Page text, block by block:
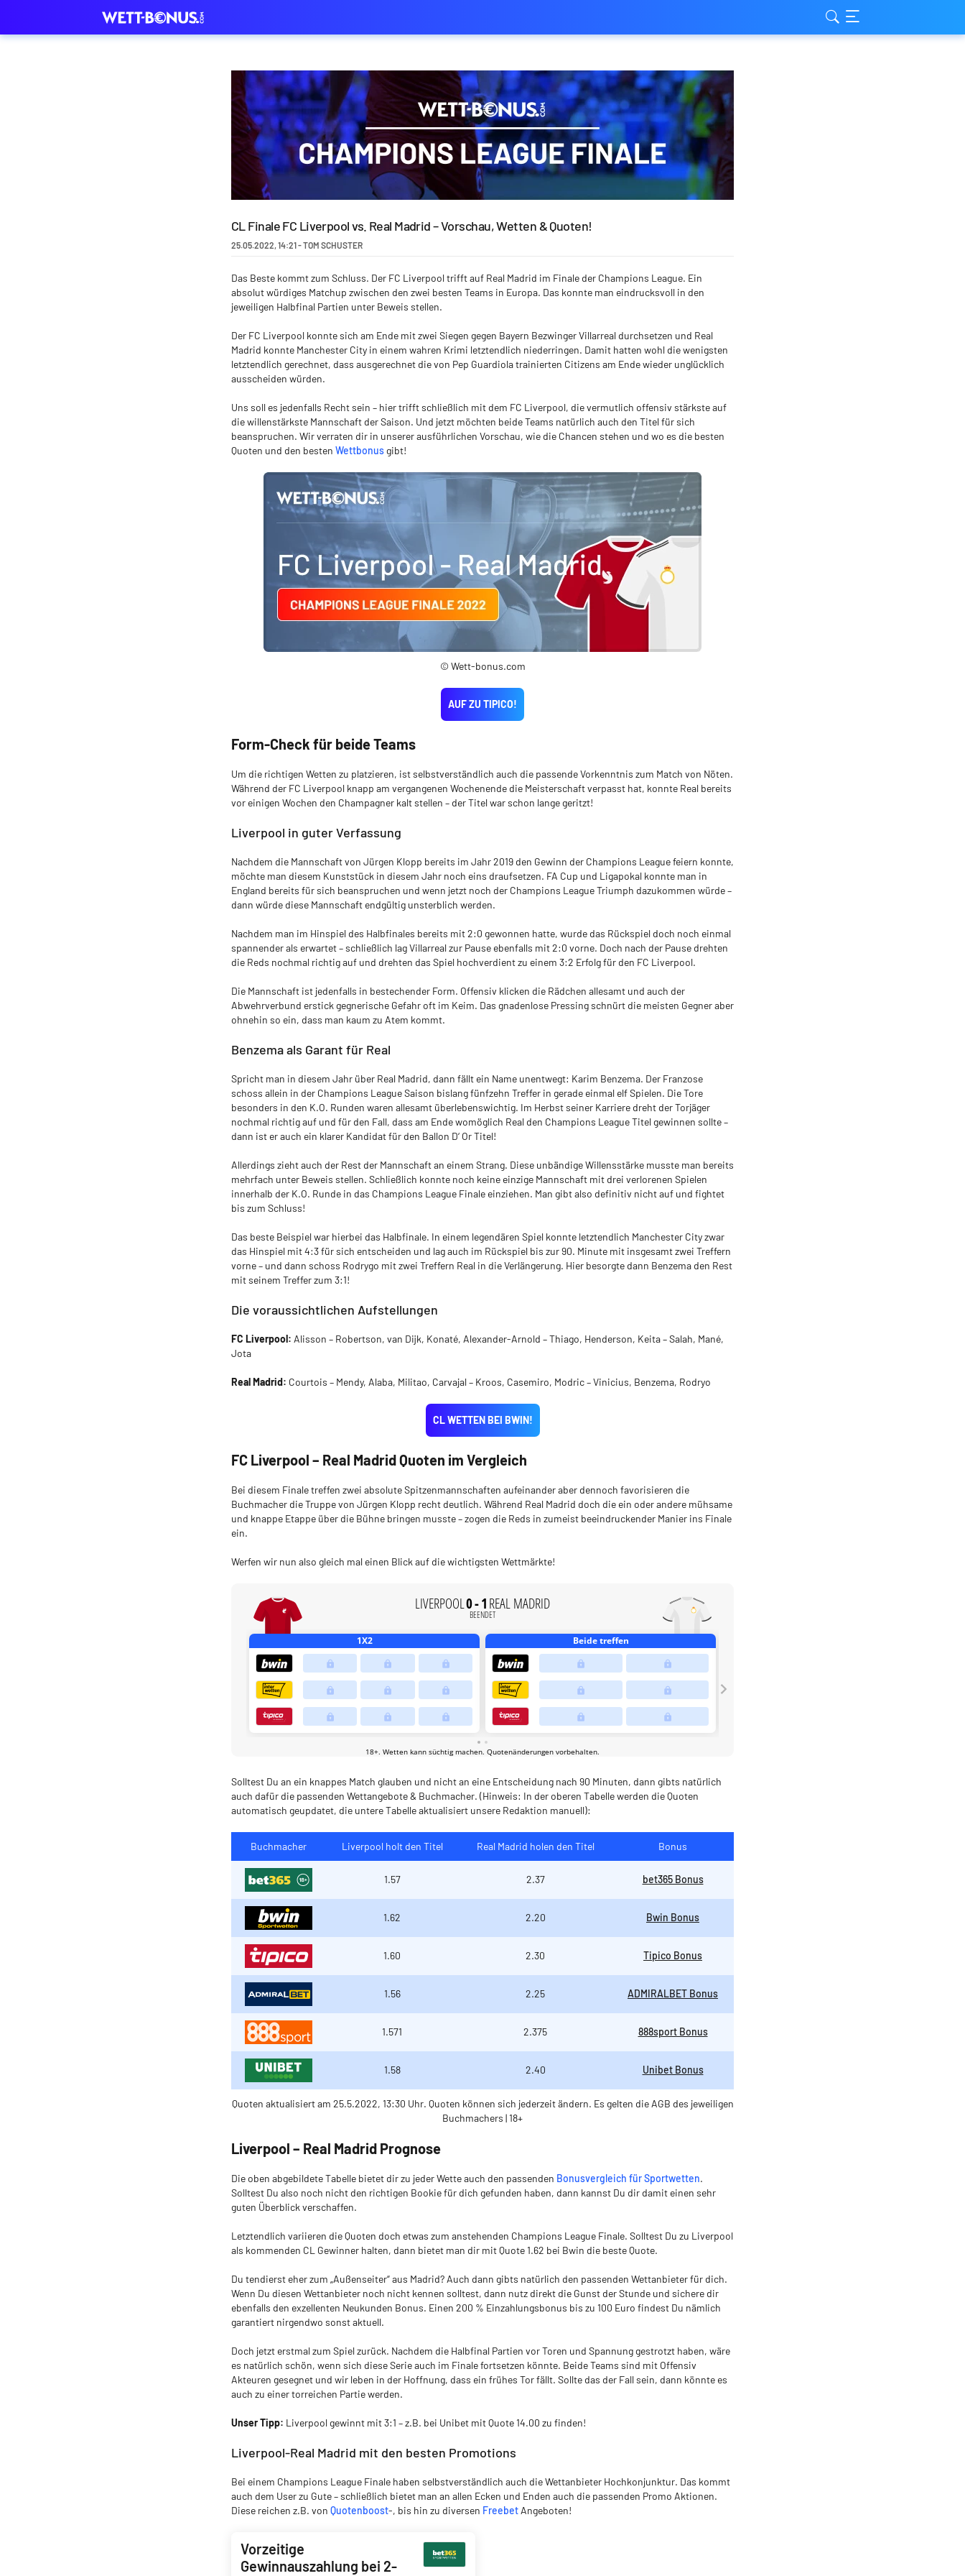
CL Finale FC Liverpool vs. Real Madrid – Vorschau, Wetten & Quoten!
25.05.2022,14:21-TOM SCHUSTER
Das Beste kommt zum Schluss. Der FC Liverpool trifft auf Real Madrid im Finale der Champions League. Ein
absolut würdiges Matchup zwischen den zwei besten Teams in Europa. Das konnte man eindrucksvoll in den
jeweiligen Halbfinal Partien unter Beweis stellen.
Der FC Liverpool konnte sich am Ende mit zwei Siegen gegen Bayern Bezwinger Villarreal durchsetzen und Real
Madrid konnte Manchester City in einem wahren Krimi letztendlich niederringen. Damit hatten wohl die wenigsten
letztendlich gerechnet, dass ausgerechnet die von Pep Guardiola trainierten Citizens am Ende wieder unglücklich
ausscheiden würden.
Uns soll es jedenfalls Recht sein – hier trifft schließlich mit dem FC Liverpool, die vermutlich offensiv stärkste auf
die willenstärkste Mannschaft der Saison. Und jetzt möchten beide Teams natürlich auch den Titel für sich
beanspruchen. Wir verraten dir in unserer ausführlichen Vorschau, wie die Chancen stehen und wo es die besten
Quoten und den besten Wettbonusgibt!
© Wett-bonus.com
AUF ZU TIPICO!
Form-Check für beide Teams
Um die richtigen Wetten zu platzieren, ist selbstverständlich auch die passende Vorkenntnis zum Match von Nöten.
Während der FC Liverpool knapp am vergangenen Wochenende die Meisterschaft verpasst hat, konnte Real bereits
vor einigen Wochen den Champagner kalt stellen – der Titel war schon lange geritzt!
Liverpool in guter Verfassung
Nachdem die Mannschaft von Jürgen Klopp bereits im Jahr 2019 den Gewinn der Champions League feiern konnte,
möchte man diesem Kunststück in diesem Jahr noch eins draufsetzen. FA Cup und Ligapokal konnte man in
England bereits für sich beanspruchen und wenn jetzt noch der Champions League Triumph dazukommen würde –
dann würde diese Mannschaft endgültig unsterblich werden.
Nachdem man im Hinspiel des Halbfinales bereits mit 2:0 gewonnen hatte, wurde das Rückspiel doch noch einmal
spannender als erwartet – schließlich lag Villarreal zur Pause ebenfalls mit 2:0 vorne. Doch nach der Pause drehten
die Reds nochmal richtig auf und drehten das Spiel hochverdient zu einem 3:2 Erfolg für den FC Liverpool.
Die Mannschaft ist jedenfalls in bestechender Form. Offensiv klicken die Rädchen allesamt und auch der
Abwehrverbund erstick gegnerische Gefahr oft im Keim. Das gnadenlose Pressing schnürt die meisten Gegner aber
ohnehin so ein, dass man kaum zu Atem kommt.
Benzema als Garant für Real
Spricht man in diesem Jahr über Real Madrid, dann fällt ein Name unentwegt: Karim Benzema. Der Franzose
schoss allein in der Champions League Saison bislang fünfzehn Treffer in gerade einmal elf Spielen. Die Tore
besonders in den K.O. Runden waren allesamt überlebenswichtig. Im Herbst seiner Karriere dreht der Torjäger
nochmal richtig auf und für den Fall, dass am Ende womöglich Real den Champions League Titel gewinnen sollte –
dann ist er auch ein klarer Kandidat für den Ballon D‘ Or Titel!
Allerdings zieht auch der Rest der Mannschaft an einem Strang. Diese unbändige Willensstärke musste man bereits
mehrfach unter Beweis stellen. Schließlich konnte noch keine einzige Mannschaft mit drei verlorenen Spielen
innerhalb der K.O. Runde in das Champions League Finale einziehen. Man gibt also definitiv nicht auf und fightet
bis zum Schluss!
Das beste Beispiel war hierbei das Halbfinale. In einem legendären Spiel konnte letztendlich Manchester City zwar
das Hinspiel mit 4:3 für sich entscheiden und lag auch im Rückspiel bis zur 90. Minute mit insgesamt zwei Treffern
vorne – und dann schoss Rodrygo mit zwei Treffern Real in die Verlängerung. Hier besorgte dann Benzema den Rest
mit seinem Treffer zum 3:1!
Die voraussichtlichen Aufstellungen
FC Liverpool: Alisson – Robertson, van Dijk, Konaté, Alexander-Arnold – Thiago, Henderson, Keita – Salah, Mané,
Jota
Real Madrid: Courtois – Mendy, Alaba, Militao, Carvajal – Kroos, Casemiro, Modric – Vinicius, Benzema, Rodryo
CL WETTEN BEI BWIN!
FC Liverpool – Real Madrid Quoten im Vergleich
Bei diesem Finale treffen zwei absolute Spitzenmannschaften aufeinander aber dennoch favorisieren die
Buchmacher die Truppe von Jürgen Klopp recht deutlich. Während Real Madrid doch die ein oder andere mühsame
und knappe Etappe über die Bühne bringen musste – zogen die Reds in zumeist beeindruckender Manier ins Finale
ein.
Werfen wir nun also gleich mal einen Blick auf die wichtigsten Wettmärkte!
Solltest Du an ein knappes Match glauben und nicht an eine Entscheidung nach 90 Minuten, dann gibts natürlich
auch dafür die passenden Wettangebote & Buchmacher. (Hinweis: In der oberen Tabelle werden die Quoten
automatisch geupdatet, die untere Tabelle aktualisiert unsere Redaktion manuell):
Buchmacher Liverpool holt den Titel Real Madrid holen den Titel Bonus
1.57 2.37 bet365 Bonus
1.62 2.20 Bwin Bonus
1.60 2.30 Tipico Bonus
1.56 2.25 ADMIRALBET Bonus
1.571 2.375 888sport Bonus
1.58 2.40 Unibet Bonus
Quoten aktualisiert am 25.5.2022, 13:30 Uhr. Quoten können sich jederzeit ändern. Es gelten die AGB des jeweiligen
Buchmachers | 18+
Liverpool – Real Madrid Prognose
Die oben abgebildete Tabelle bietet dir zu jeder Wette auch den passenden Bonusvergleich für Sportwetten.
Solltest Du also noch nicht den richtigen Bookie für dich gefunden haben, dann kannst Du dir damit einen sehr
guten Überblick verschaffen.
Letztendlich variieren die Quoten doch etwas zum anstehenden Champions League Finale. Solltest Du zu Liverpool
als kommenden CL Gewinner halten, dann bietet man dir mit Quote 1.62 bei Bwin die beste Quote.
Du tendierst eher zum „Außenseiter“ aus Madrid? Auch dann gibts natürlich den passenden Wettanbieter für dich.
Wenn Du diesen Wettanbieter noch nicht kennen solltest, dann nutz direkt die Gunst der Stunde und sichere dir
ebenfalls den exzellenten Neukunden Bonus. Einen 200 % Einzahlungsbonus bis zu 100 Euro findest Du nämlich
garantiert nirgendwo sonst aktuell.
Doch jetzt erstmal zum Spiel zurück. Nachdem die Halbfinal Partien vor Toren und Spannung gestrotzt haben, wäre
es natürlich schön, wenn sich diese Serie auch im Finale fortsetzen könnte. Beide Teams sind mit Offensiv
Akteuren gesegnet und wir leben in der Hoffnung, dass ein frühes Tor fällt. Sollte das der Fall sein, dann könnte es
auch zu einer torreichen Partie werden.
Unser Tipp: Liverpool gewinnt mit 3:1 – z.B. bei Unibet mit Quote 14.00 zu finden!
Liverpool-Real Madrid mit den besten Promotions
Bei einem Champions League Finale haben selbstverständlich auch die Wettanbieter Hochkonjunktur. Das kommt
auch dem User zu Gute – schließlich bietet man an allen Ecken und Enden auch die passenden Promo Aktionen.
Diese reichen z.B. von Quotenboost-, bis hin zu diversen Freebet Angeboten!
Vorzeitige
Gewinnauszahlung bei 2-